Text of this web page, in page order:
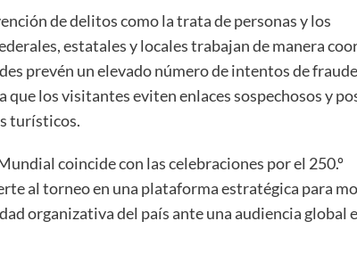
de delitos como la trata de personas y los
estatales y locales trabajan de manera
prevén un elevado número de intentos de
los visitantes eviten enlaces sospechosos y
turísticos.
coincide con las celebraciones por el 250.º
al torneo en una plataforma estratégica para
organizativa del país ante una audiencia global